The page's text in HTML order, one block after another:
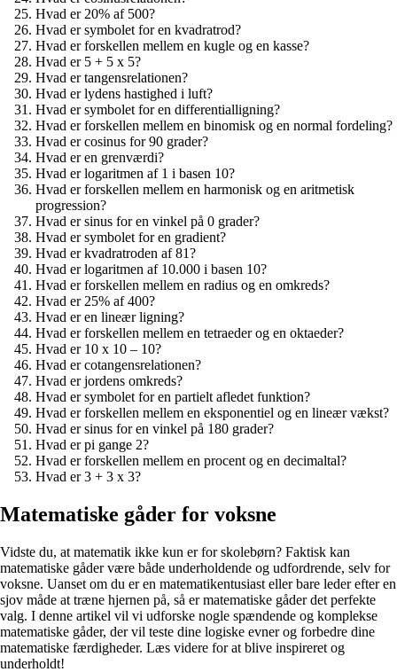
Hvad er 20% af 500?
Hvad er symbolet for en kvadratrod?
Hvad er forskellen mellem en kugle og en kasse?
Hvad er 5 + 5 x 5?
Hvad er tangensrelationen?
Hvad er lydens hastighed i luft?
Hvad er symbolet for en differentialligning?
Hvad er forskellen mellem en binomisk og en normal fordeling?
Hvad er cosinus for 90 grader?
Hvad er en grenværdi?
Hvad er logaritmen af 1 i basen 10?
Hvad er forskellen mellem en harmonisk og en aritmetisk
progression?
Hvad er sinus for en vinkel på 0 grader?
Hvad er symbolet for en gradient?
Hvad er kvadratroden af 81?
Hvad er logaritmen af 10.000 i basen 10?
Hvad er forskellen mellem en radius og en omkreds?
Hvad er 25% af 400?
Hvad er en lineær ligning?
Hvad er forskellen mellem en tetraeder og en oktaeder?
Hvad er 10 x 10 – 10?
Hvad er cotangensrelationen?
Hvad er jordens omkreds?
Hvad er symbolet for en partielt afledet funktion?
Hvad er forskellen mellem en eksponentiel og en lineær vækst?
Hvad er sinus for en vinkel på 180 grader?
Hvad er pi gange 2?
Hvad er forskellen mellem en procent og en decimaltal?
Hvad er 3 + 3 x 3?
Matematiske gåder for voksne
Vidste du, at matematik ikke kun er for skolebørn? Faktisk kan
matematiske gåder være både underholdende og udfordrende, selv for
voksne. Uanset om du er en matematikentusiast eller bare leder efter en
sjov måde at træne hjernen på, så er matematiske gåder det perfekte
valg. I denne artikel vil vi udforske nogle spændende og komplekse
matematiske gåder, der vil teste dine logiske evner og forbedre dine
matematiske færdigheder. Læs videre for at blive inspireret og
underholdt!